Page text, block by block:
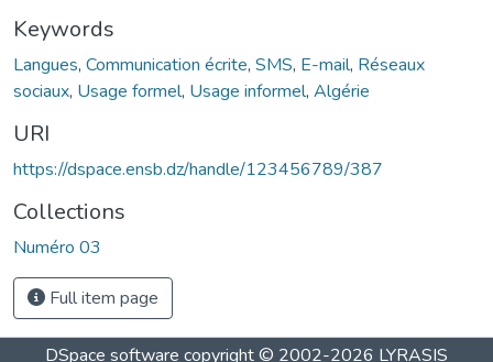
Keywords
Langues, Communication écrite, SMS, E-mail, Réseaux
sociaux, Usage formel, Usage informel, Algérie
URI
https://dspace.ensb.dz/handle/123456789/387
Collections
Numéro 03
Full item page
DSpace software copyright © 2002-2026 LYRASIS